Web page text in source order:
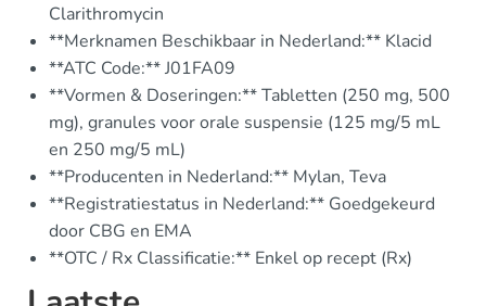
Clarithromycin
**Merknamen Beschikbaar in Nederland:** Klacid
**ATC Code:** J01FA09
**Vormen & Doseringen:** Tabletten (250 mg, 500
mg), granules voor orale suspensie (125 mg/5 mL
en 250 mg/5 mL)
**Producenten in Nederland:** Mylan, Teva
**Registratiestatus in Nederland:** Goedgekeurd
door CBG en EMA
**OTC / Rx Classificatie:** Enkel op recept (Rx)